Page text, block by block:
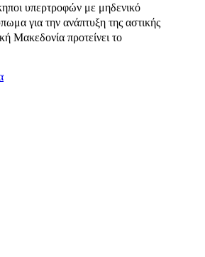
υπερτροφών με μηδενικό
για την ανάπτυξη της αστικής
Μακεδονία προτείνει το